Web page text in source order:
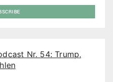
Nr. 54: Trump,